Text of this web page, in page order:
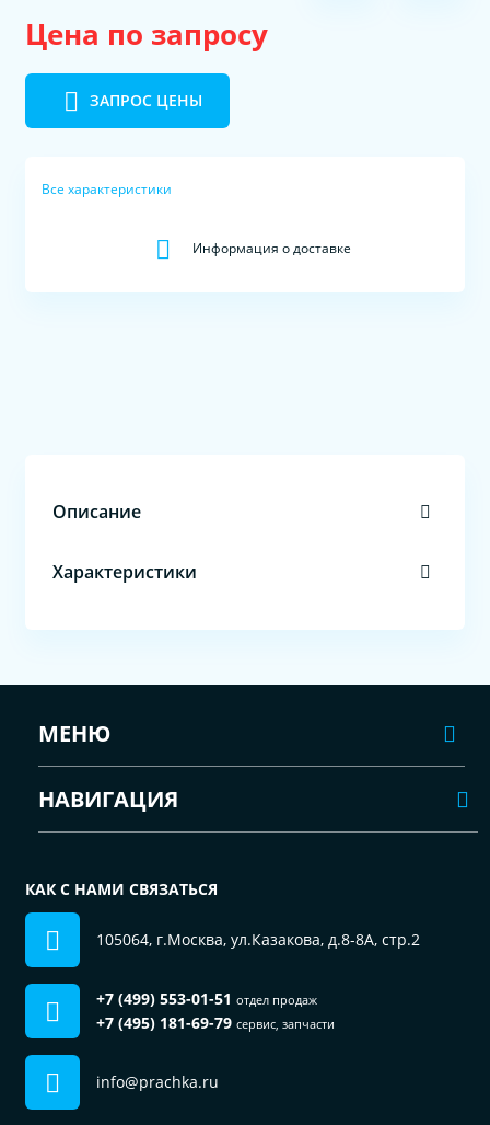
Цена по запросу
ЗАПРОС ЦЕНЫ
Все характеристики
Информация о доставке
Описание
Характеристики
МЕНЮ
НАВИГАЦИЯ
КАК С НАМИ СВЯЗАТЬСЯ
105064, г.Москва, ул.Казакова, д.8-8А, стр.2
+7 (499) 553-01-51 отдел продаж
+7 (495) 181-69-79 сервис, запчасти
info@prachka.ru